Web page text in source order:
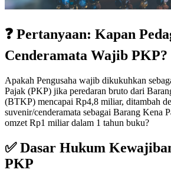
❓ Pertanyaan: Kapan
Cenderamata Wajib PKP?
Apakah Pengusaha wajib dikukuhkan
Pajak (PKP) jika peredaran bruto dari
(BTKP) mencapai Rp4,8 miliar, ditambah
suvenir/cenderamata sebagai Barang Kena
omzet Rp1 miliar dalam 1 tahun buku?
✅ Dasar Hukum
PKP